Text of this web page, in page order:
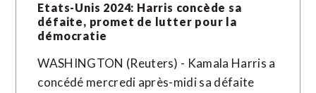
Etats-Unis 2024: Harris concède sa
défaite, promet de lutter pour la
démocratie
WASHINGTON (Reuters) - Kamala Harris a
concédé mercredi après-midi sa défaite